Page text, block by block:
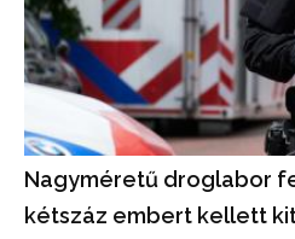
Nagyméretű droglabor
kétszáz embert kellett